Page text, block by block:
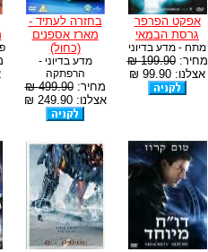
אפקט הפרפר
גרסת הבמאי
מתח - מדע בדיוני
מחיר:199.90 ₪
אצלנו: 99.90 ₪
בחזרה לעתיד -
מארז אספנים
(כחול)
מדע בדיוני -
הרפתקה
מחיר:499.90 ₪
אצלנו: 249.90 ₪